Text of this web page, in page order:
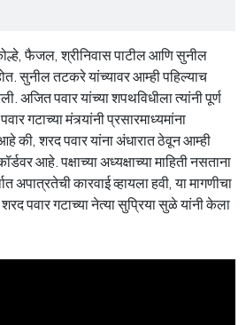
फैजल, श्रीनिवास पाटील आणि सुनील
सुनील तटकरे यांच्यावर आम्ही पहिल्याच
अजित पवार यांच्या शपथविधीला त्यांनी पूर्ण
गटाच्या मंत्र्यांनी प्रसारमाध्यमांना
की, शरद पवार यांना अंधारात ठेवून आम्ही
आहे. पक्षाच्या अध्यक्षाच्या माहिती नसताना
अपात्रतेची कारवाई व्हायला हवी, या मागणीचा
पवार गटाच्या नेत्या सुप्रिया सुळे यांनी केला